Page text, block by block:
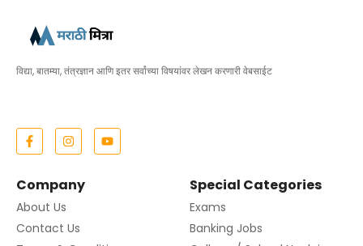
विद्या, बातम्या, तंत्रज्ञान आणि इतर सर्वांच्या विषयांवर लेखन करणारी वेबसाईट
Company
About Us
Contact Us
Special Categories
Exams
Banking Jobs